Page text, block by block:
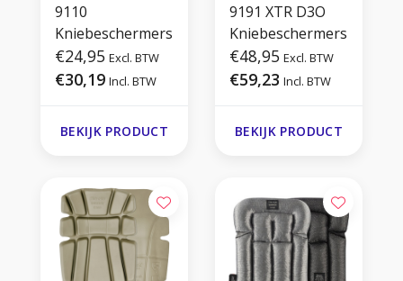
9110
Kniebeschermers
€24,95 Excl. BTW
€30,19 Incl. BTW
BEKIJK PRODUCT
9191 XTR D3O
Kniebeschermers
€48,95 Excl. BTW
€59,23 Incl. BTW
BEKIJK PRODUCT